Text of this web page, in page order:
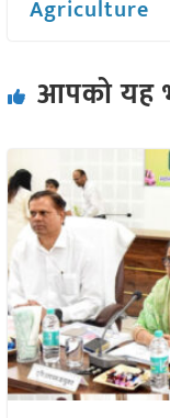
Agriculture
आपको यह